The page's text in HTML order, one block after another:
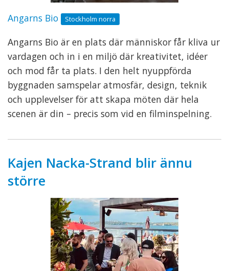
Angarns Bio Stockholm norra
Angarns Bio är en plats där människor får kliva ur
vardagen och in i en miljö där kreativitet, idéer
och mod får ta plats. I den helt nyuppförda
byggnaden samspelar atmosfär, design, teknik
och upplevelser för att skapa möten där hela
scenen är din – precis som vid en filminspelning.
Kajen Nacka-Strand blir ännu
större